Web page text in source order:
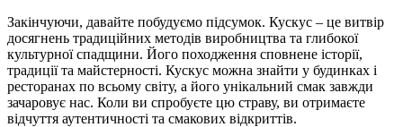
Закінчуючи, давайте побудуємо підсумок. Кускус – це витвір
досягнень традиційних методів виробництва та глибокої
культурної спадщини. Його походження сповнене історії,
традиції та майстерності. Кускус можна знайти у будинках і
ресторанах по всьому світу, а його унікальний смак завжди
зачаровує нас. Коли ви спробуєте цю страву, ви отримаєте
відчуття аутентичності та смакових відкриттів.